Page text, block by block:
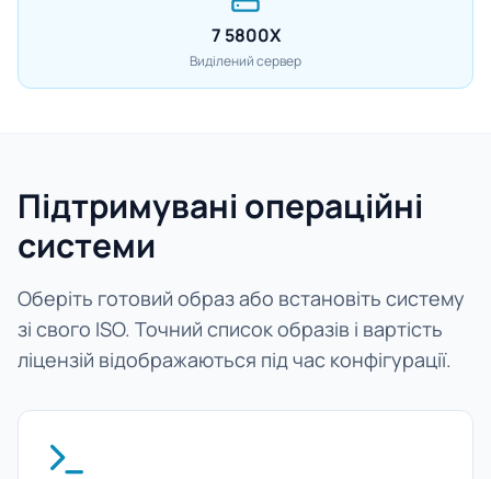
7 5800X
Виділений сервер
Підтримувані операційні
системи
Оберіть готовий образ або встановіть систему
зі свого ISO. Точний список образів і вартість
ліцензій відображаються під час конфігурації.